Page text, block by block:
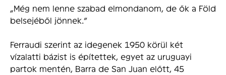
„Még nem lenne szabad elmondanom, de ők a Föld
belsejéből jönnek.”
Ferraudi szerint az idegenek 1950 körül két
vízalatti bázist is építettek, egyet az uruguayi
partok mentén, Barra de San Juan előtt, 45